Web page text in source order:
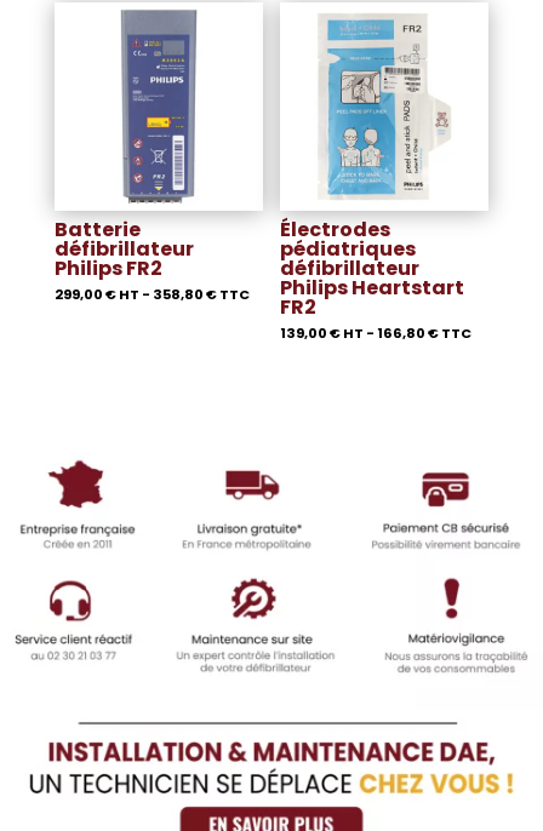
Batterie
défibrillateur
Philips FR2
299,00€ HT - 358,80€TTC
Électrodes
pédiatriques
défibrillateur
Philips Heartstart
FR2
139,00€HT -166,80€TTC